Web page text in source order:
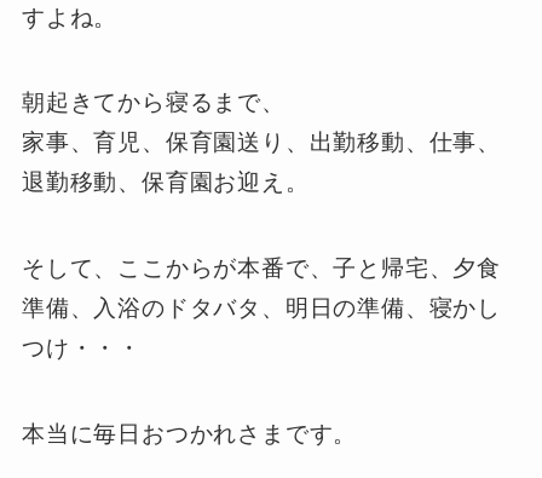
すよね。
朝起きてから寝るまで、
家事、育児、保育園送り、出勤移動、仕事、
退勤移動、保育園お迎え。
そして、ここからが本番で、子と帰宅、夕食
準備、入浴のドタバタ、明日の準備、寝かし
つけ・・・
本当に毎日おつかれさまです。